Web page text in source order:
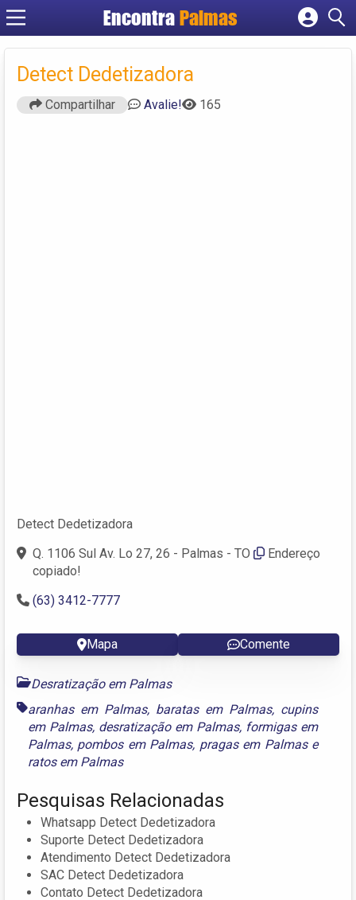
Encontra Palmas
Cadastrar empresa
Criar conta
Detect Dedetizadora
Compartilhar Avalie! 165
Detect Dedetizadora
Q. 1106 Sul Av. Lo 27, 26 - Palmas - TO
Endereço
copiado!
(63) 3412-7777
Mapa Comente
Desratização em Palmas
aranhas em Palmas, baratas em Palmas, cupins
em Palmas, desratização em Palmas, formigas em
Palmas, pombos em Palmas, pragas em Palmase
ratos em Palmas
Pesquisas Relacionadas
Whatsapp Detect Dedetizadora
Suporte Detect Dedetizadora
Atendimento Detect Dedetizadora
SAC Detect Dedetizadora
Contato Detect Dedetizadora